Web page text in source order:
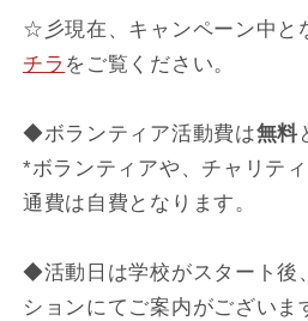
☆彡現在、キャンペーン中と
チラ をご覧ください。
◆ボランティア活動費は無料
*ボランティアや、チャリテ
通費は自費となります。
◆活動日は学校がスタート後
ションにてご案内がございま